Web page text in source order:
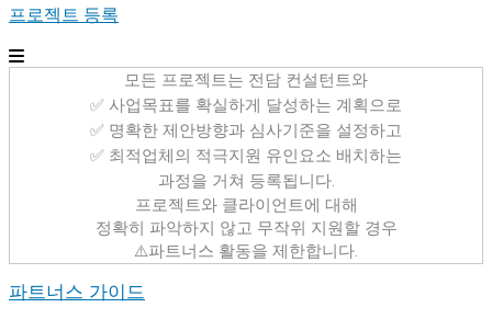
프로젝트 등록
모든 프로젝트는 전담 컨설턴트와
✅ 사업목표를 확실하게 달성하는 계획으로
✅ 명확한 제안방향과 심사기준을 설정하고
✅ 최적업체의 적극지원 유인요소 배치하는
과정을 거쳐 등록됩니다.
프로젝트와 클라이언트에 대해
정확히 파악하지 않고 무작위 지원할 경우
⚠️파트너스 활동을 제한합니다.
파트너스 가이드